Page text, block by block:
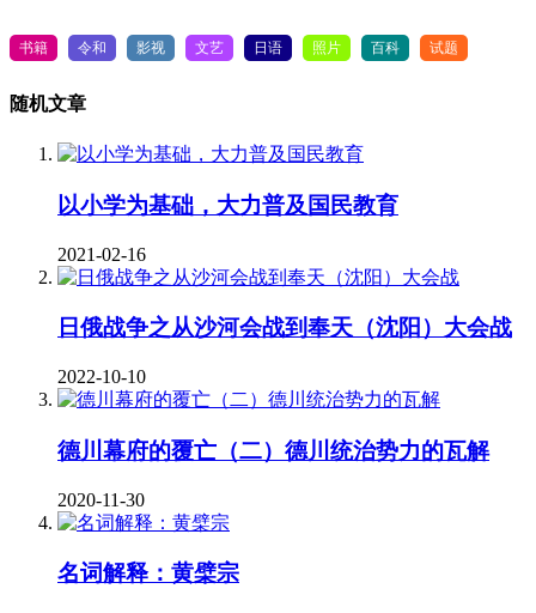
书籍 令和 影视 文艺 日语 照片 百科 试题
随机文章
以小学为基础，大力普及国民教育
2021-02-16
日俄战争之从沙河会战到奉天（沈阳）大会战
2022-10-10
德川幕府的覆亡（二）德川统治势力的瓦解
2020-11-30
名词解释：黄檗宗